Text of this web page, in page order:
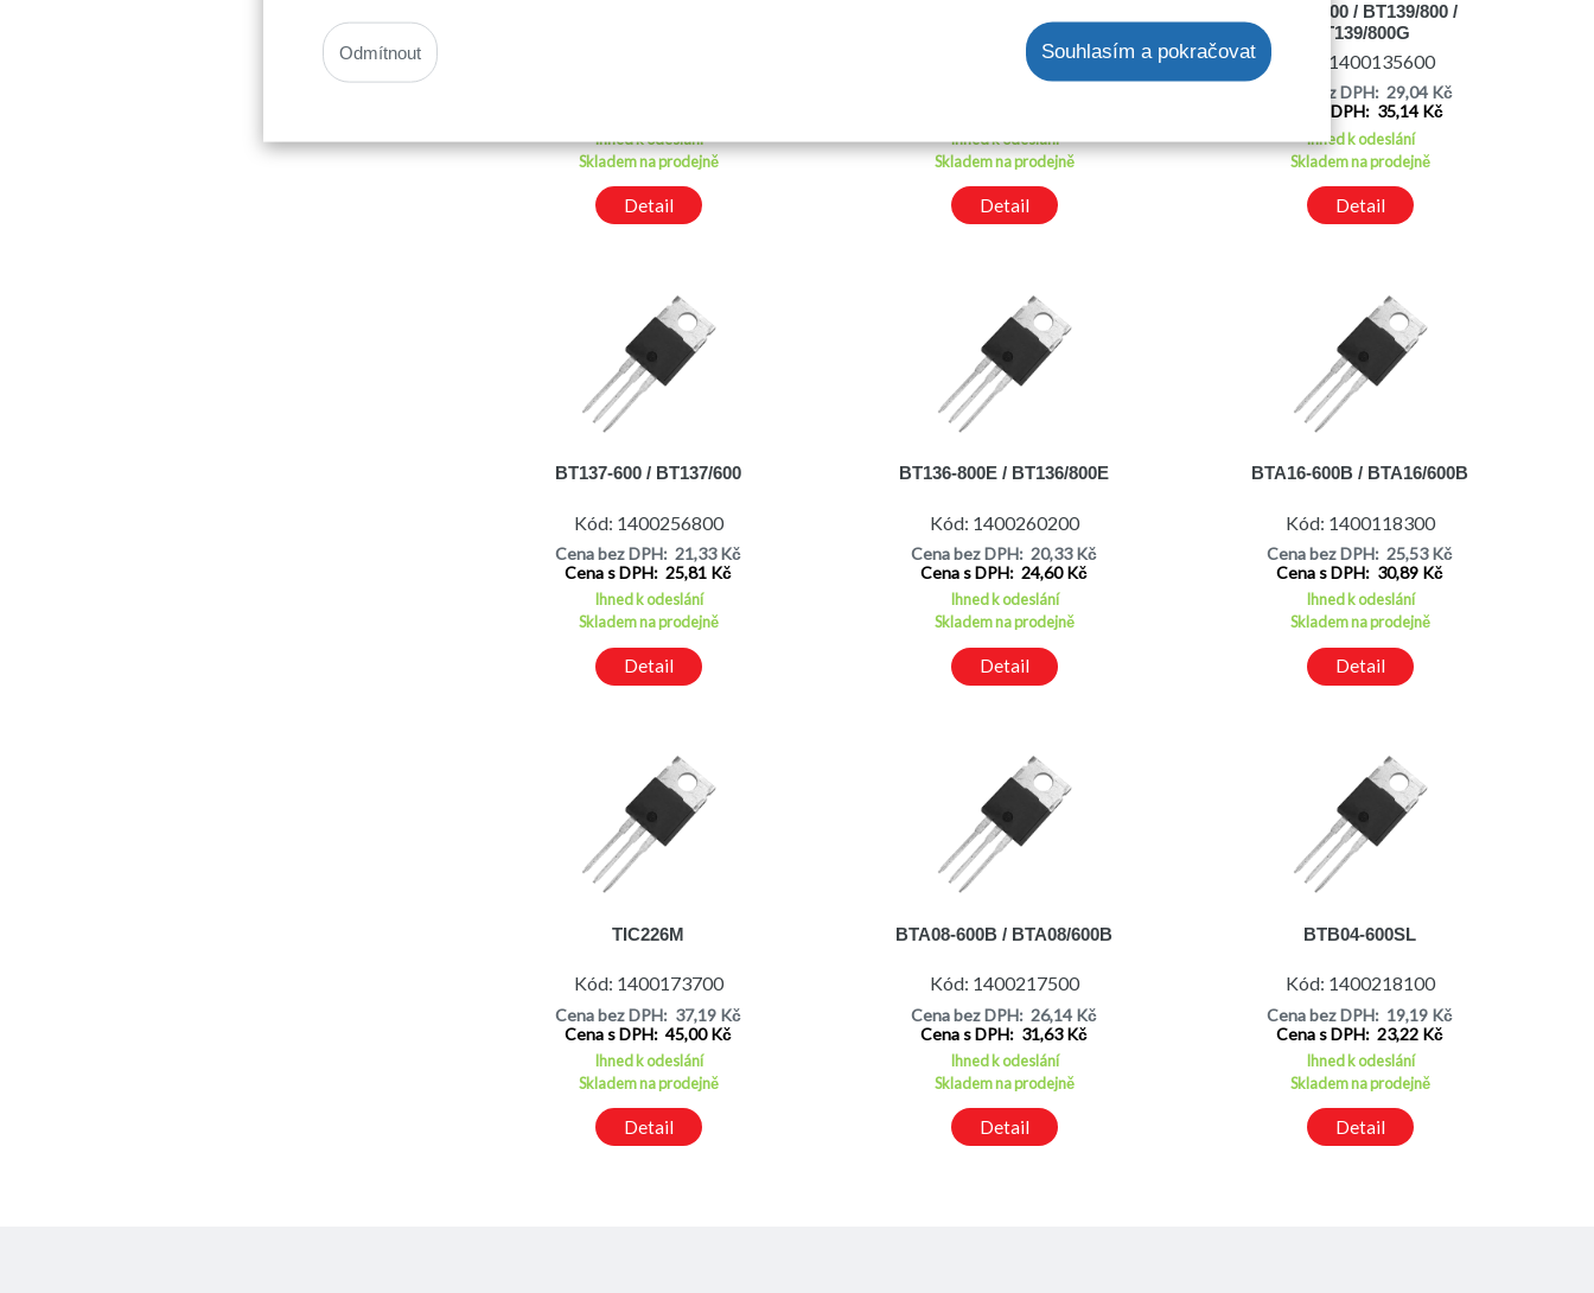
Souhlasím a pokračovat
Odmítnout
Ihned k odeslání
Skladem na prodejně
Detail
Kód: 1400217400
Ihned k odeslání
Skladem na prodejně
Detail
BT139-800 / BT139/800 /
BT139/800G
Kód: 1400135600
Cena bez DPH: 29,04 Kč
Cena s DPH: 35,14 Kč
Ihned k odeslání
Skladem na prodejně
Detail
BT137-600 / BT137/600
Kód: 1400256800
Cena bez DPH: 21,33 Kč
Cena s DPH: 25,81 Kč
Ihned k odeslání
Skladem na prodejně
Detail
BT136-800E / BT136/800E
Kód: 1400260200
Cena bez DPH: 20,33 Kč
Cena s DPH: 24,60 Kč
Ihned k odeslání
Skladem na prodejně
Detail
BTA16-600B / BTA16/600B
Kód: 1400118300
Cena bez DPH: 25,53 Kč
Cena s DPH: 30,89 Kč
Ihned k odeslání
Skladem na prodejně
Detail
TIC226M
Kód: 1400173700
Cena bez DPH: 37,19 Kč
Cena s DPH: 45,00 Kč
Ihned k odeslání
Skladem na prodejně
Detail
BTA08-600B / BTA08/600B
Kód: 1400217500
Cena bez DPH: 26,14 Kč
Cena s DPH: 31,63 Kč
Ihned k odeslání
Skladem na prodejně
Detail
BTB04-600SL
Kód: 1400218100
Cena bez DPH: 19,19 Kč
Cena s DPH: 23,22 Kč
Ihned k odeslání
Skladem na prodejně
Detail